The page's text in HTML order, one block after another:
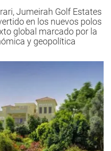
Jumeirah Golf Estates
en los nuevos polos
global marcado por la
y geopolítica